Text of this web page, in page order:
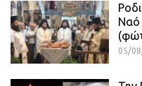
Ναό
05/